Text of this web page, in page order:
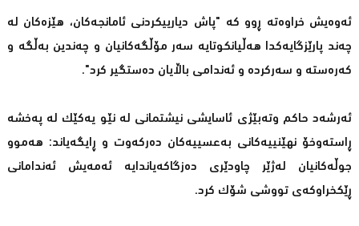
ئەوەیش خراوەتە ڕوو كە "پاش دیارییكردنی ئامانجەكان، هێزەكان لە
چەند پارێزگایەكدا هەڵیانكوتایە سەر مۆڵگەكانیان و چەندین بەڵگە و
كەرەستە و سەركردە و ئەندامی باڵایان دەستگیر كرد".
ئەرشەد حاكم وتەبێژی ئاسایشی نیشتمانی لە نێو یەكێك لە پەخشە
ڕاستەوخۆ نهێنییەكانی بەعسییەكان دەركەوت و ڕایگەیاند: هەموو
جوڵەكانیان لەژێر چاودێری دەزگاكەیاندایە ئەمەیش ئەندامانی
ڕێكخراوكەی تووشی شۆك كرد.